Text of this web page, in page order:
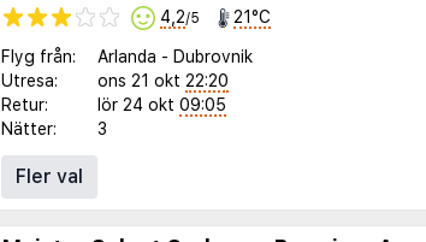
4,2/5 21°C
Flyg från: Arlanda - Dubrovnik
Utresa:
ons 21 okt 22:20
Retur:
lör 24 okt 09:05
Nätter:
3
Fler val